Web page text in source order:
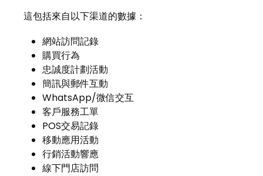
這包括來自以下渠道的數據：
網站訪問記錄
購買行為
忠誠度計劃活動
簡訊與郵件互動
WhatsApp/微信交互
客戶服務工單
POS交易記錄
移動應用活動
行銷活動響應
線下門店訪問